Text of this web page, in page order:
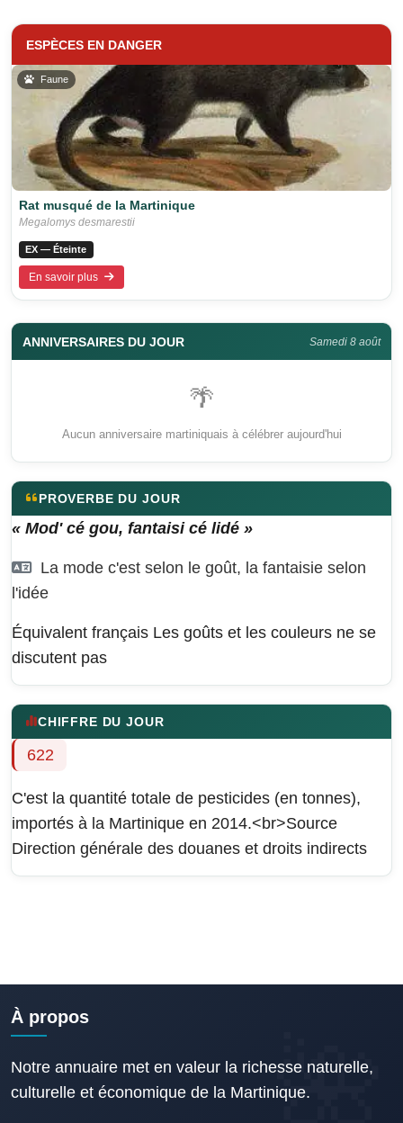
ESPÈCES EN DANGER
Faune
Rat musqué de la Martinique
Megalomys desmarestii
EX — Éteinte
En savoir plus
ANNIVERSAIRES DU JOUR Samedi 8 août
🌴
Aucun anniversaire martiniquais à célébrer aujourd'hui
PROVERBE DU JOUR
« Mod' cé gou, fantaisi cé lidé »
La mode c'est selon le goût, la fantaisie selon
l'idée
Équivalent français Les goûts et les couleurs ne se
discutent pas
CHIFFRE DU JOUR
622
C'est la quantité totale de pesticides (en tonnes),
importés à la Martinique en 2014.<br>Source
Direction générale des douanes et droits indirects
À propos
Notre annuaire met en valeur la richesse naturelle,
culturelle et économique de la Martinique.